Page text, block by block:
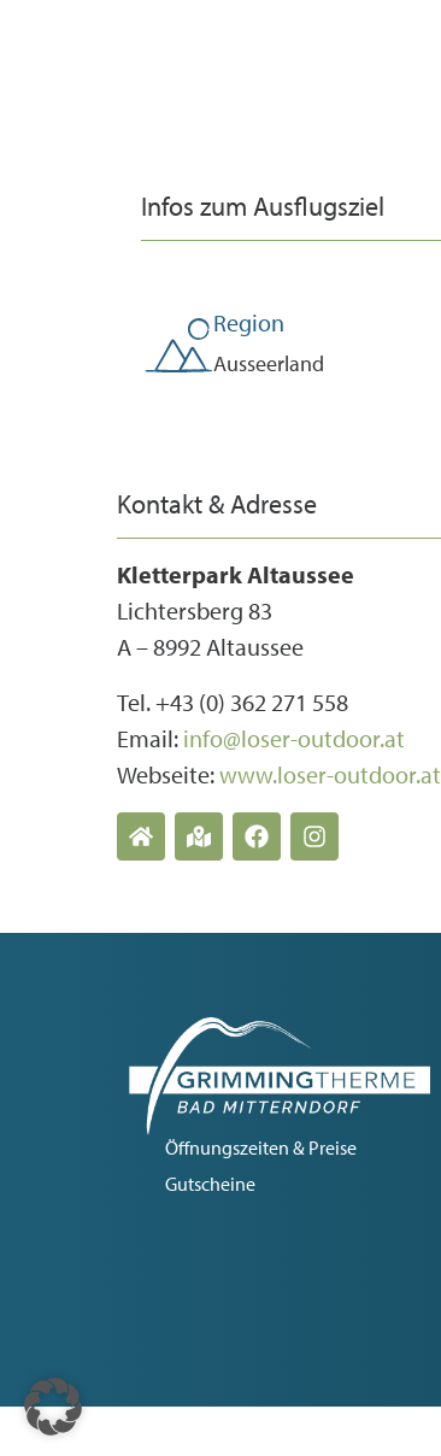
Infos zum Ausflugsziel
Region
Ausseerland
Kontakt & Adresse
Kletterpark Altaussee
Lichtersberg 83
A – 8992 Altaussee
Tel. +43 (0) 362 271 558
Email: info@loser-outdoor.at
Webseite:www.loser-outdoor.at
Öffnungszeiten & Preise
Gutscheine